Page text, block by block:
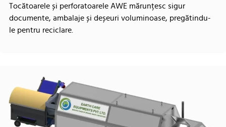
Tocătoarele și perforatoarele AWE mărunțesc sigur
documente, ambalaje și deșeuri voluminoase, pregătindu-
le pentru reciclare.